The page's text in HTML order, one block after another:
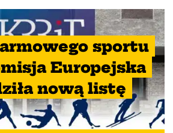
sportu
Europejska
nową listę